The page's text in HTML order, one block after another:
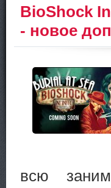
BioShock
- новое
всю